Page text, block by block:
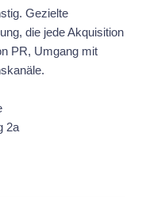
Gezielte
die jede Akquisition
PR, Umgang mit
2a